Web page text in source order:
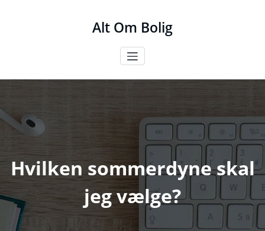
Alt Om Bolig
Hvilken sommerdyne skal
jeg vælge?